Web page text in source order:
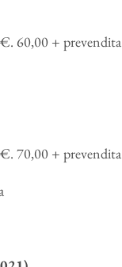
60,00 + prevendita
70,00 + prevendita